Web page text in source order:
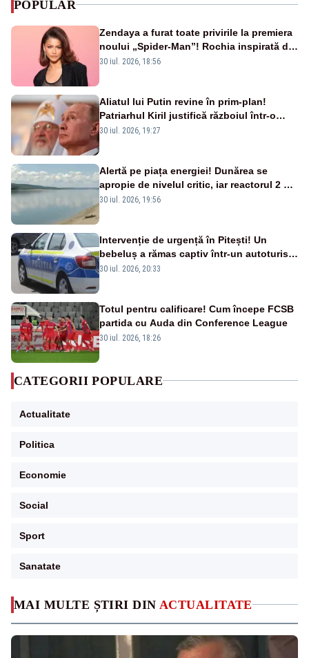
MAI MULTE ȘTIRI DIN ACTUALITATE
POPULAR
Zendaya a furat toate privirile la premiera
noului „Spider-Man”! Rochia inspirată de
pânza de păianjen a făcut senzație
30 iul. 2026, 18:56
Aliatul lui Putin revine în prim-plan!
Patriarhul Kiril justifică războiul într-o
nouă carte
30 iul. 2026, 19:27
Alertă pe piața energiei! Dunărea se
apropie de nivelul critic, iar reactorul 2 de
la Cernavodă ar putea fi oprit
30 iul. 2026, 19:56
Intervenție de urgență în Pitești! Un
bebeluș a rămas captiv într-un autoturism
din cauza unei defecțiuni
30 iul. 2026, 20:33
Totul pentru calificare! Cum începe FCSB
partida cu Auda din Conference League
30 iul. 2026, 18:26
CATEGORII POPULARE
Actualitate
Politica
Economie
Social
Sport
Sanatate